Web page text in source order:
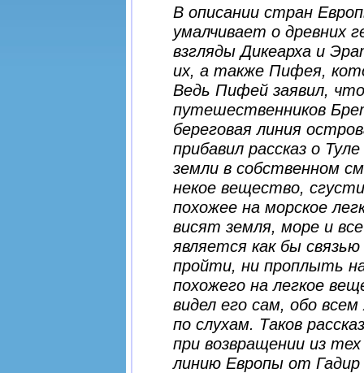
В описании стран
умалчивает о древних
взгляды Дикеарха и
их, а также Пифея,
Ведь Пифей заявил,
путешественников
береговая линия
прибавил рассказ о
земли в собственном
некое вещество,
похожее на морское
висят земля, море и
является как бы
пройти, ни проплыть
похожего на легкое
видел его сам, обо
по слухам. Таков
при возвращении из
линию Европы от Гадир